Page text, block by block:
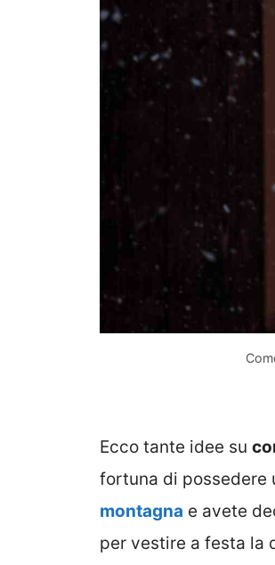
Ecco tante idee su
fortuna di possedere
montagna e avete
per vestire a festa la